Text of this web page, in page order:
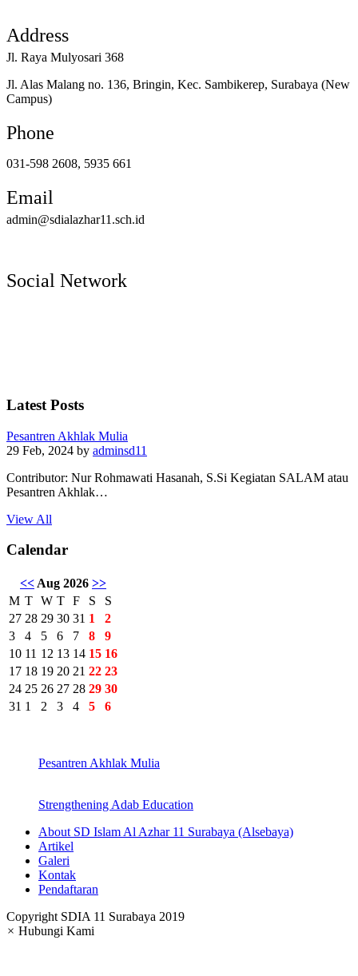
Address
Jl. Raya Mulyosari 368
Jl. Alas Malang no. 136, Bringin, Kec. Sambikerep, Surabaya (New
Campus)
Phone
031-598 2608, 5935 661
Email
admin@sdialazhar11.sch.id
Social Network
Latest Posts
Pesantren Akhlak Mulia
29 Feb, 2024 by adminsd11
Contributor: Nur Rohmawati Hasanah, S.Si Kegiatan SALAM atau
Pesantren Akhlak…
View All
Calendar
<< Aug 2026 >>
M T W T F S
S
27 28 29 30 31 1
2
3
4 5 6 7 8
9
10 11 12 13 14 15 16
17 18 19 20 21 22 23
24 25 26 27 28 29 30
31 1 2 3 4 5 6
Pesantren Akhlak Mulia
Strengthening Adab Education
About SD Islam Al Azhar 11 Surabaya (Alsebaya)
Artikel
Galeri
Kontak
Pendaftaran
Copyright SDIA 11 Surabaya 2019
× Hubungi Kami